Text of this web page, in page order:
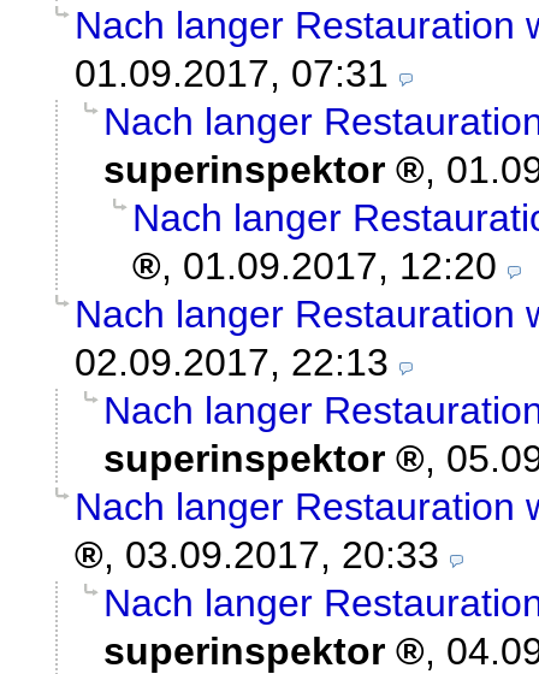
Nach langer Restauration
01.09.2017, 07:31
Nach langer
superinspektor
,
Nach langer
, 01.09.2017, 12:20
Nach langer Restauration
02.09.2017, 22:13
Nach langer
superinspektor
,
Nach langer Restauration
, 03.09.2017, 20:33
Nach langer
superinspektor
,